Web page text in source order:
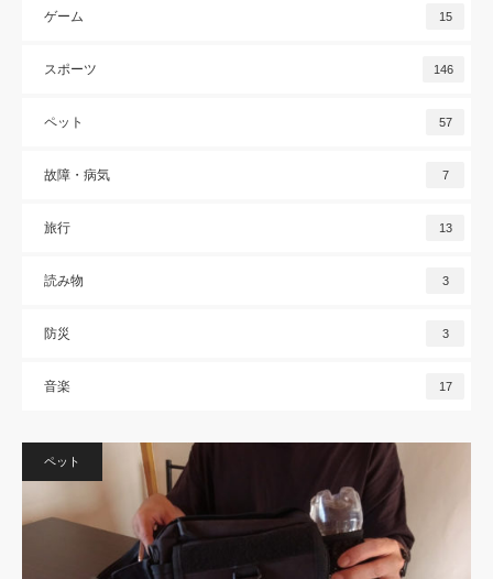
ゲーム 15
スポーツ 146
ペット 57
故障・病気 7
旅行 13
読み物 3
防災 3
音楽 17
ペット